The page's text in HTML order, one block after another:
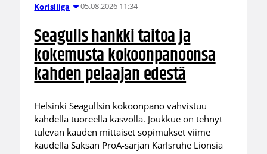
Korisliiga 05.08.2026 11:34
Seagulls hankki taitoa ja
kokemusta kokoonpanoonsa
kahden pelaajan edestä
Helsinki Seagullsin kokoonpano vahvistuu
kahdella tuoreella kasvolla. Joukkue on tehnyt
tulevan kauden mittaiset sopimukset viime
kaudella Saksan ProA-sarjan Karlsruhe Lionsia